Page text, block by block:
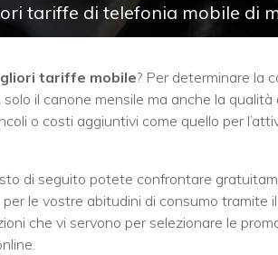
tariffe di telefonia mobile di
tariffe mobile? Per determinare la
il canone mensile ma anche la
o costi aggiuntivi come quello per
di seguito potete confrontare
le vostre abitudini di consumo tramite il
che vi servono per selezionare le